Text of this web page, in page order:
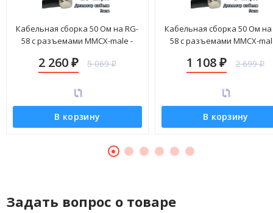
Кабельная сборка 50 Ом на RG-
58 с разъемами MMCX-male -
2 260 ₽ 5 069₽
В корзину
Кабельная сборка 50 Ом на
58 с разъемами MMCX-
1 108₽ 2 699₽
В корзину
Задать вопрос о товаре